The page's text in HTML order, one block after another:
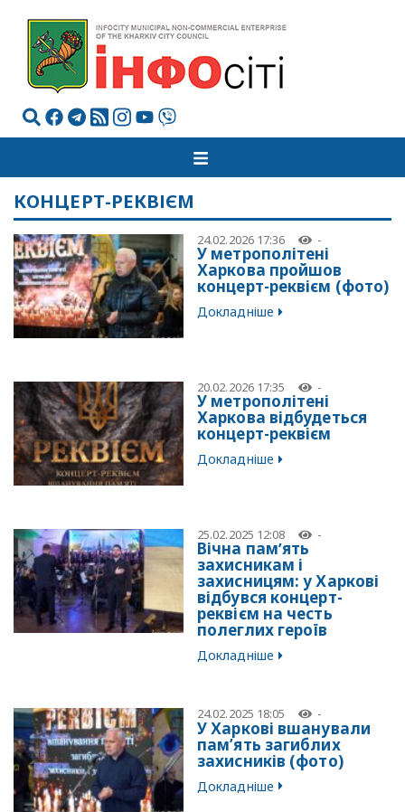
КОНЦЕРТ-РЕКВІЄМ
24.02.2026 17:36 -
У метрополітені
Харкова пройшов
концерт-реквієм (фото)
Докладніше
20.02.2026 17:35 -
У метрополітені
Харкова відбудеться
концерт-реквієм
Докладніше
25.02.2025 12:08 -
Вічна памʼять
захисникам і
захисницям: у Харкові
відбувся концерт-
реквієм на честь
полеглих героїв
Докладніше
24.02.2025 18:05 -
У Харкові вшанували
пам’ять загиблих
захисників (фото)
Докладніше